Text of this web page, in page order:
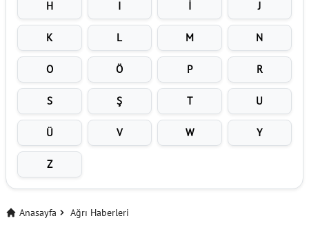
H I İ J
K L M N
O Ö P R
S Ş T U
Ü V W Y
Z
Anasayfa Ağrı Haberleri